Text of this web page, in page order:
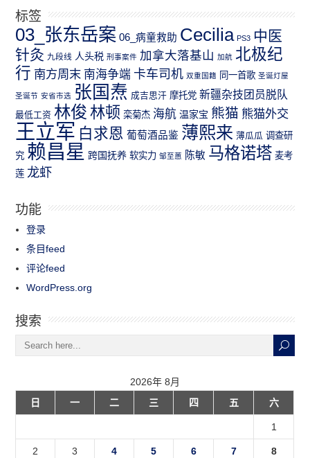
标签
03_张东岳案 06_病童救助 Cecilia PS3 中医
针灸 九段线 人头税 刑事案件 加拿大落基山 加航 北极纪
行 南方周末 南海争端 卡车司机 双重国籍 同一首歌 圣诞灯屋
圣诞节 安省市选 张国焘 成吉思汗 摩托党 新疆杂技团员脱队
最低工资 林俊 林顿 栾菊杰 海航 温家宝 熊猫 熊猫外交
王立军 白求恩 葡萄酒品鉴 薄熙来 薄瓜瓜 调查研
究 赖昌星 跨国抚养 软实力 邹至蕙 陈敏 马格诺塔 麦考
莲 龙虾
功能
登录
条目feed
评论feed
WordPress.org
搜索
2026年 8月
日
一 二 三 四 五 六
1
2 3 4 5 6 7 8